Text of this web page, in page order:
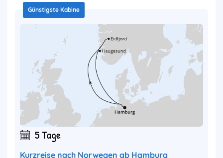
Günstigste Kabine
5 Tage
Kurzreise nach Norwegen ab Hamburg